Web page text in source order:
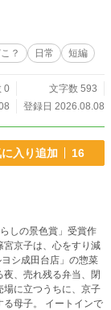
？ 日常 短編
0
文字数 593
登録日 2026.08.08
入り追加 16
しの景色賞」受賞作
シ成田台店」の惣菜
場に立つうちに、京子